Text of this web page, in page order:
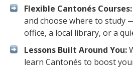
Flexible Cantonés Courses:
and choose where to study
office, a local library, or a
Lessons Built Around You:
learn Cantonés to boost